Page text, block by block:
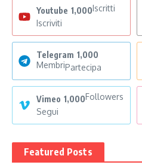
Youtube 1,000Iscritti
Iscriviti
Telegram 1,000
MembriPartecipa
Vimeo 1,000Followers
Segui
Featured Posts